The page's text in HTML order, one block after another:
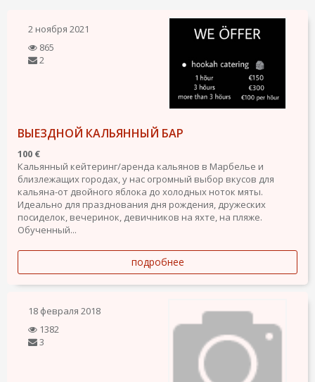
2 ноября 2021
865
2
ВЫЕЗДНОЙ КАЛЬЯННЫЙ БАР
100 €
Кальянный кейтеринг/аренда кальянов в Марбелье и
близлежащих городах, у нас огромный выбор вкусов для
кальяна-от двойного яблока до холодных ноток мяты.
Идеально для празднования дня рождения, дружеских
посиделок, вечеринок, девичников на яхте, на пляже.
Обученный...
подробнее
18 февраля 2018
1382
3